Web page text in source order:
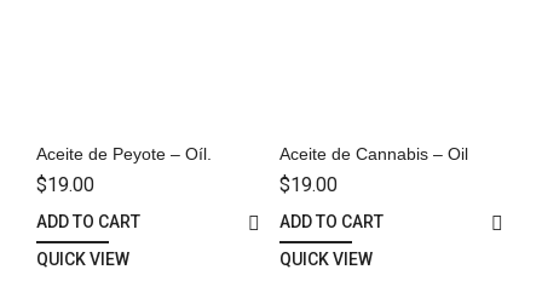
Aceite de Peyote – Oíl.
$19.00
ADD TO CART
QUICK VIEW
Aceite de Cannabis – Oil
$19.00
ADD TO CART
QUICK VIEW